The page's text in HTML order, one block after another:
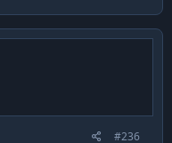
#236